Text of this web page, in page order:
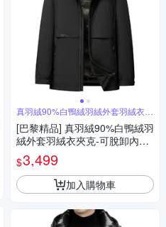
真羽絨90%白鴨絨羽絨外套羽絨衣夾
克
[巴黎精品] 真羽絨90%白鴨絨羽
絨外套羽絨衣夾克-可脫卸內膽
連帽保暖男外套2色a1is71
$3,499
加入購物車